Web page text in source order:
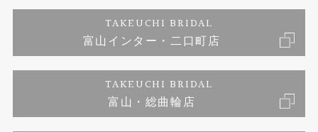
福井指輪工房｜手作り結婚指輪 and 婚約指輪
福井工房｜手作り婚約指輪プロポーズプラン
TAKEUCHI BRIDAL
富山インター・二口町店
TAKEUCHI BRIDAL
富山・総曲輪店